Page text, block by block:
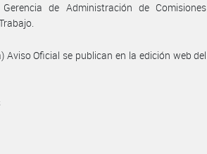
de Administración de Comisiones
Oficial se publican en la edición web del